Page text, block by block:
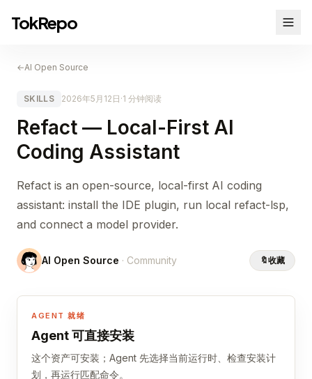
TokRepo
←AI Open Source
SKILLS 2026年5月12日 ·1 分钟阅读
Refact — Local-First AI
Coding Assistant
Refact is an open-source, local-first AI coding
assistant: install the IDE plugin, run local refact-lsp,
and connect a model provider.
AI Open Source · Community 🔖收藏
AGENT 就绪
Agent 可直接安装
这个资产可安装；Agent 先选择当前运行时、检查安装计
划，再运行匹配命令。